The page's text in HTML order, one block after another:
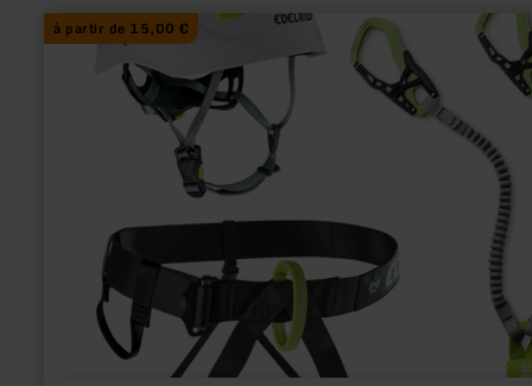
à partir de 15,00 €
en
savoir
Kletterausrüstung